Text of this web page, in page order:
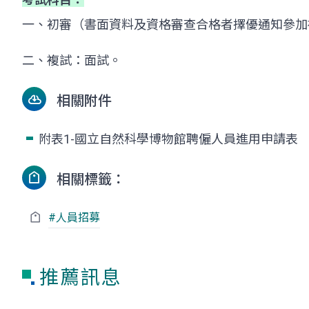
一、初審（書面資料及資格審查合格者擇優通知參加
二、複試：面試。
相關附件
附表1-國立自然科學博物館聘僱人員進用申請表
相關標籤：
#人員招募
推薦訊息